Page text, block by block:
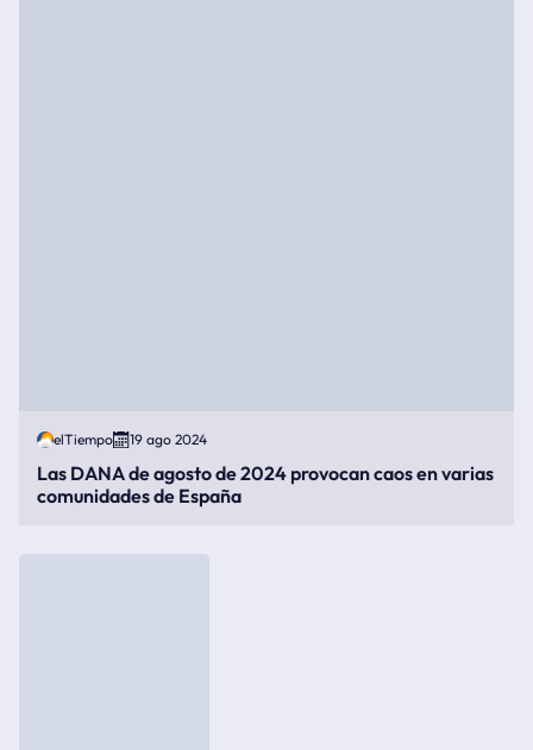
elTiempo 19 ago 2024
Las DANA de agosto de 2024 provocan caos en varias
comunidades de España